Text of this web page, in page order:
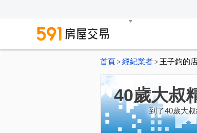
首頁 > 經紀業者 > 王子鈞的
40歲大叔
到了40歲大